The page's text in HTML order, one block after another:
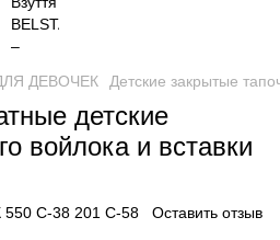
ДЕВОЧЕК Детские закрытые
детские
войлока и вставки
С-38 201 С-58 Оставить отзыв